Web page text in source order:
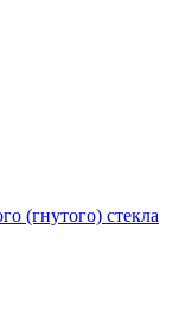
(гнутого) стекла